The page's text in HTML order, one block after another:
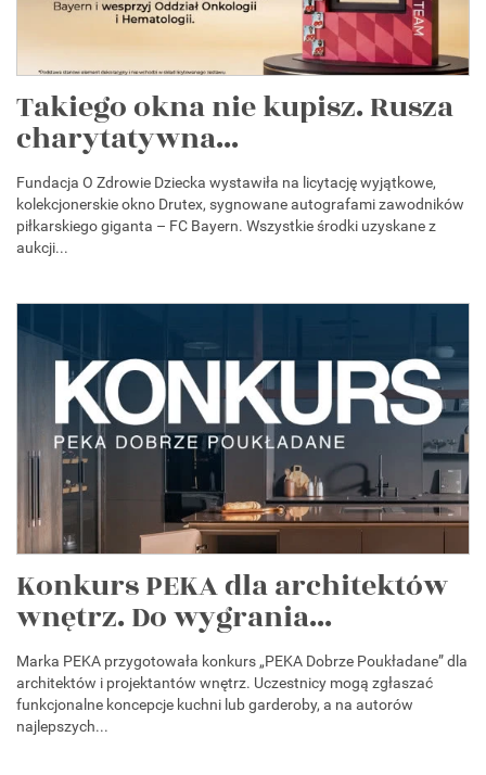
Takiego okna nie kupisz. Rusza
charytatywna...
Fundacja O Zdrowie Dziecka wystawiła na licytację wyjątkowe,
kolekcjonerskie okno Drutex, sygnowane autografami zawodników
piłkarskiego giganta – FC Bayern. Wszystkie środki uzyskane z
aukcji...
Konkurs PEKA dla architektów
wnętrz. Do wygrania...
Marka PEKA przygotowała konkurs „PEKA Dobrze Poukładane” dla
architektów i projektantów wnętrz. Uczestnicy mogą zgłaszać
funkcjonalne koncepcje kuchni lub garderoby, a na autorów
najlepszych...